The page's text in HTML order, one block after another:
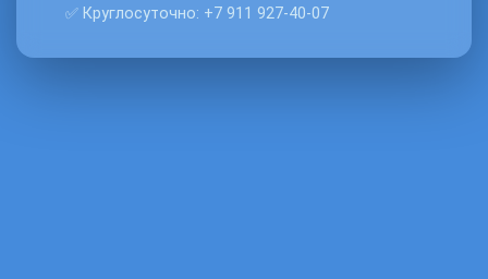
✅ Круглосуточно: +7 911 927‑40‑07